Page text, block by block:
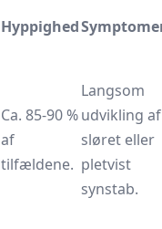
Hyppighed
Ca. 85-90 %
af
tilfældene.
Langsom
udvikling af
sløret eller
pletvist
synstab.